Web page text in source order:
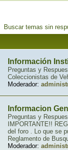
Buscar temas sin
Información
Preguntas y
Coleccionistas de
Moderador:
Informacion
Preguntas y
IMPORTANTE!!
del foro . Lo que se
Reglamento de
Moderador: